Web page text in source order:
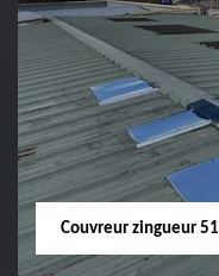
Charpentier 51
Couvreur zingueur 51